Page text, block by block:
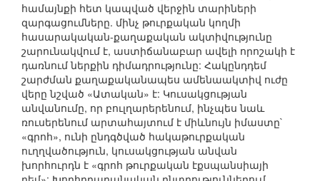
համայնքի հետ կապված վերջին տարիների
զարգացումները. մինչ թուրքական կողմի
հասարակական-քաղաքական ակտիվությունը
շարունակվում է, աստիճանաբար ավելի որոշակի է
դառնում ներքին դիմադրությունը: Հակընդդեմ
շարժման քաղաքականապես ամենաակտիվ ուժը
վերը նշված «Ատական» է: Կուսակցության
անվանումը, որ բուլղարերենում, ինչպես նաև
ռուսերենում արտահայտում է միևնույն իմաստը`
«գրոհ», ունի ընդգծված հակաթուրքական
ուղղվածություն, կուսակցության անվան
խորհուրդն է «գրոհ թուրքական էքսպանսիայի